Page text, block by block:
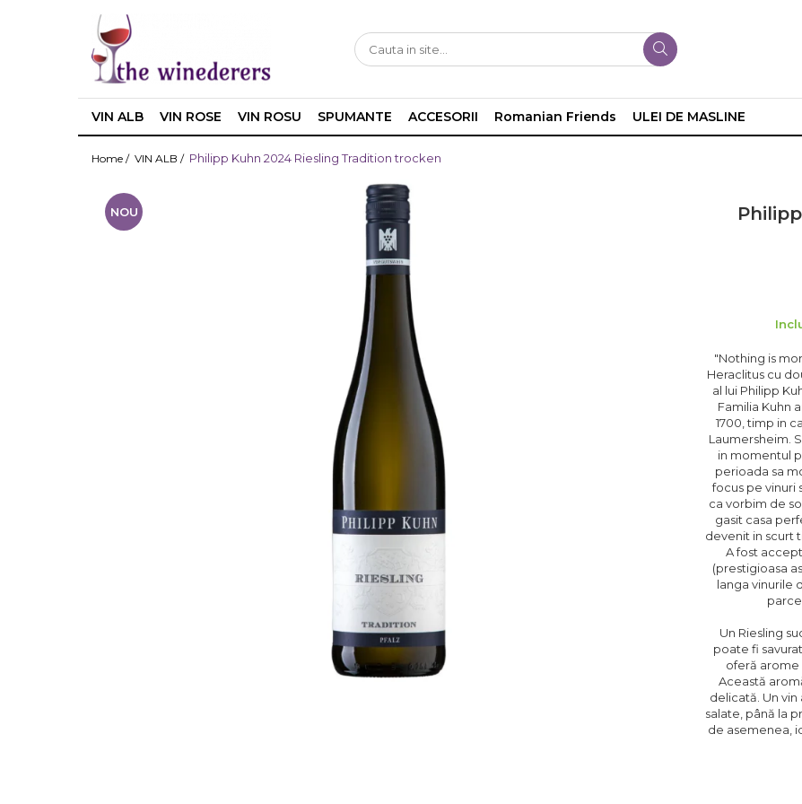
VIN ALB VIN ROSE VIN ROSU SPUMANTE ACCESORII Romanian Friends ULEI DE MASLINE
Home / VIN ALB / Philipp Kuhn 2024 Riesling Tradition trocken
NOU
"Nothing is
Heraclitus cu
al lui Philipp
Familia Kuhn
1700, timp in
Laumersheim.
in momentul
perioada sa
focus pe vinuri
ca vorbim de
gasit casa
devenit in scurt
A fost
(prestigioasa
langa vinurile
Un Riesling
poate fi
oferă arome
Această
delicată. Un
salate, până la
de asemenea,